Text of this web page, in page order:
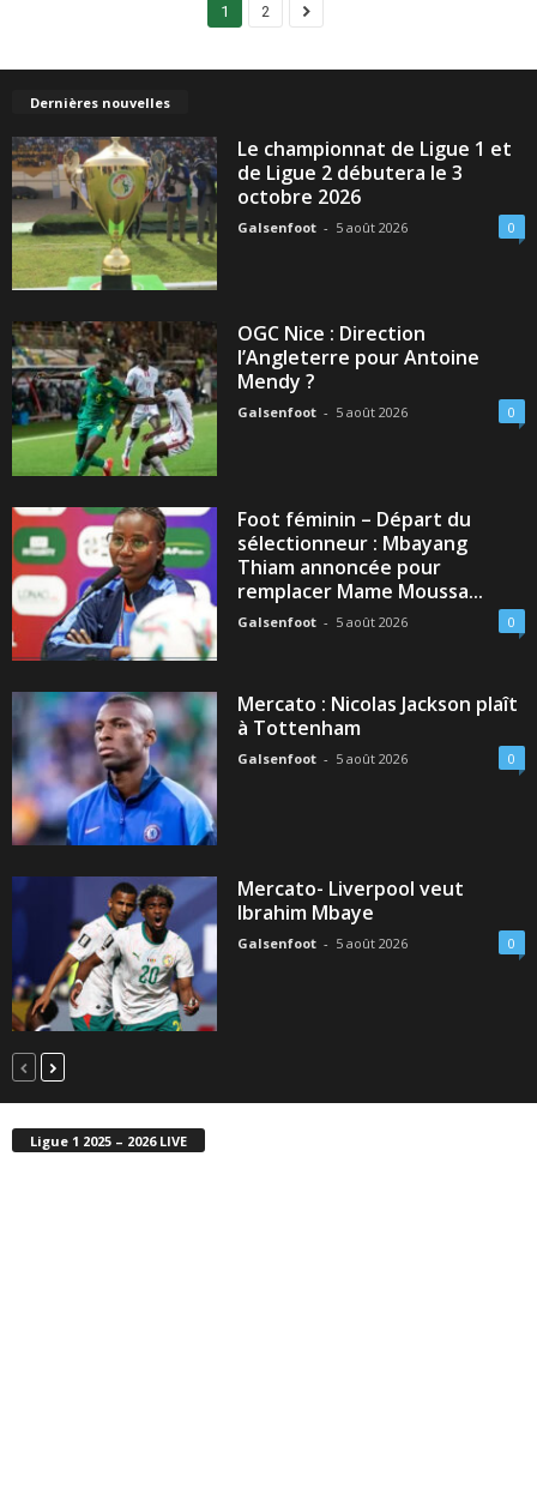
1 2
Dernières nouvelles
Le championnat de Ligue 1 et
de Ligue 2 débutera le 3
octobre 2026
Galsenfoot - 5 août 2026 0
OGC Nice : Direction
l’Angleterre pour Antoine
Mendy ?
Galsenfoot - 5 août 2026 0
Foot féminin – Départ du
sélectionneur : Mbayang
Thiam annoncée pour
remplacer Mame Moussa...
Galsenfoot - 5 août 2026 0
Mercato : Nicolas Jackson plaît
à Tottenham
Galsenfoot - 5 août 2026 0
Mercato- Liverpool veut
Ibrahim Mbaye
Galsenfoot - 5 août 2026 0
Ligue 1 2025 – 2026 LIVE